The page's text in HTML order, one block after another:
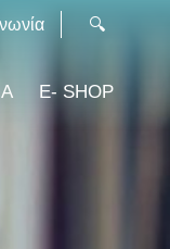
E- SHOP